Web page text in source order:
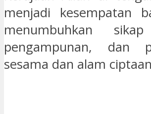
menjadi kesempatan
menumbuhkan
pengampunan, dan
sesama dan alam